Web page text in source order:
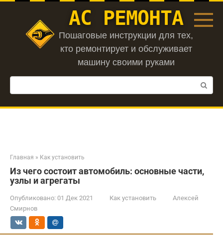
Перейти
АС РЕМОНТА
Пошаговые инструкции для тех,
кто ремонтирует и обслуживает
машину своими руками
Поиск:
Главная » Как установить
Из чего состоит автомобиль: основные части,
узлы и агрегаты
Опубликовано: 01 Дек 2021 Как установить
Алексей
Смирнов